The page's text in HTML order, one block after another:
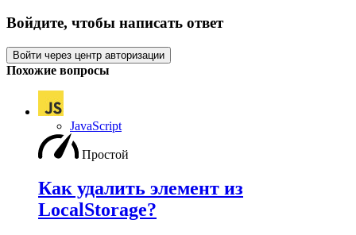
Войдите, чтобы написать ответ
Войти через центр авторизации
Похожие вопросы
JavaScript
Простой
Как удалить элемент из
LocalStorage?